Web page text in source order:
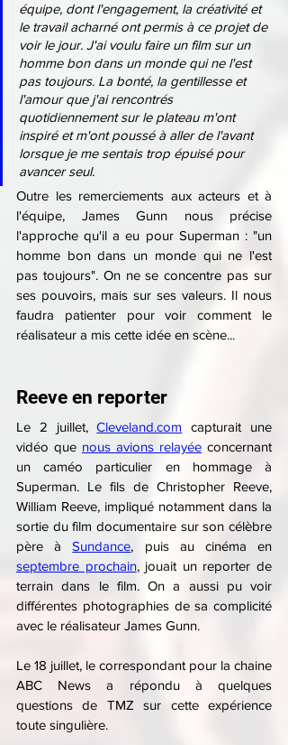
équipe, dont l'engagement, la créativité et
le travail acharné ont permis à ce projet de
voir le jour. J'ai voulu faire un film sur un
homme bon dans un monde qui ne l'est
pas toujours. La bonté, la gentillesse et
l'amour que j'ai rencontrés
quotidiennement sur le plateau m'ont
inspiré et m'ont poussé à aller de l'avant
lorsque je me sentais trop épuisé pour
avancer seul.
Outre les remerciements aux acteurs et à
l'équipe, James Gunn nous précise
l'approche qu'il a eu pour Superman : "un
homme bon dans un monde qui ne l'est
pas toujours". On ne se concentre pas sur
ses pouvoirs, mais sur ses valeurs. Il nous
faudra patienter pour voir comment le
réalisateur a mis cette idée en scène...
Reeve en reporter
Le 2 juillet, Cleveland.com capturait une
vidéo que nous avions relayée concernant
un caméo particulier en hommage à
Superman. Le fils de Christopher Reeve,
William Reeve, impliqué notamment dans la
sortie du film documentaire sur son célèbre
père à Sundance,
septembre prochain, jouait un reporter de
terrain dans le film. On a aussi pu voir
différentes photographies de sa complicité
avec le réalisateur James Gunn.
Le 18 juillet, le correspondant pour la chaine
ABC News a répondu à quelques
questions de TMZ sur cette expérience
toute singulière.